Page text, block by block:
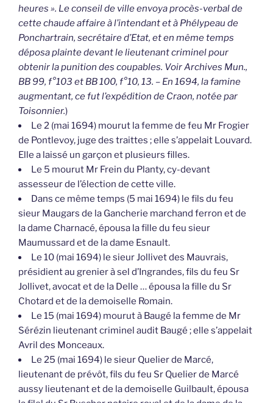
heures ». Le conseil de ville envoya procès-verbal de
cette chaude affaire à l’intendant et à Phélypeau de
Ponchartrain, secrétaire d’Etat, et en même temps
déposa plainte devant le lieutenant criminel pour
obtenir la punition des coupables. Voir Archives Mun.,
BB 99, f°103 et BB 100, f°10, 13. – En 1694, la famine
augmentant, ce fut l’expédition de Craon, notée par
Toisonnier.)
Le 2 (mai 1694) mourut la femme de feu Mr Frogier
de Pontlevoy, juge des traittes ; elle s’appelait Louvard.
Elle a laissé un garçon et plusieurs filles.
Le 5 mourut Mr Frein du Planty, cy-devant
assesseur de l’élection de cette ville.
Dans ce même temps (5 mai 1694) le fils du feu
sieur Maugars de la Gancherie marchand ferron et de
la dame Charnacé, épousa la fille du feu sieur
Maumussard et de la dame Esnault.
Le 10 (mai 1694) le sieur Jollivet des Mauvrais,
présidient au grenier à sel d’Ingrandes, fils du feu Sr
Jollivet, avocat et de la Delle … épousa la fille du Sr
Chotard et de la demoiselle Romain.
Le 15 (mai 1694) mourut à Baugé la femme de Mr
Sérézin lieutenant criminel audit Baugé ; elle s’appelait
Avril des Monceaux.
Le 25 (mai 1694) le sieur Quelier de Marcé,
lieutenant de prévôt, fils du feu Sr Quelier de Marcé
aussy lieutenant et de la demoiselle Guilbault, épousa